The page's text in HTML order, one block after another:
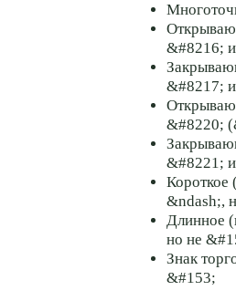
&#8216;
&#8217;
&#8220;
&#8221;
Короткое
&ndash;,
Длинное
но не
Знак
&#153;